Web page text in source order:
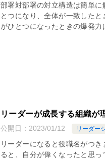
部署対部署の対立構造は簡単
とつになり、全体が一致した
がひとつになったときの爆発力
リーダーが成長する組織が
公開日： 2023/01/12 リーダー
リーダーになると役職名がつ
ると、自分が偉くなったと思